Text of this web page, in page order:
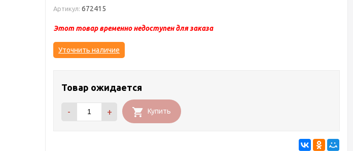
Артикул: 672415
Этот товар временно недоступен для заказа
Уточнить наличие
Товар ожидается
- + Купить